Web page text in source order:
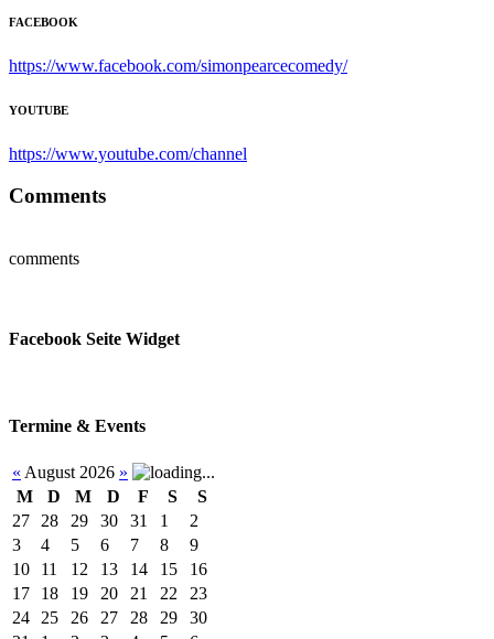
FACEBOOK
https://www.facebook.com/simonpearcecomedy/
YOUTUBE
https://www.youtube.com/channel
Comments
comments
Facebook Seite Widget
Termine & Events
« August 2026 »
M
D M D F S
S
27
28 29 30 31 1
2
3
4 5 6 7 8
9
10
11 12 13 14 15
16
17
18 19 20 21 22
23
24
25 26 27 28 29
30